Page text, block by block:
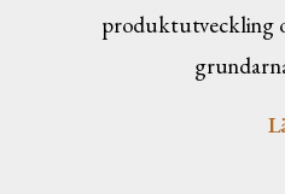
produktutveckling